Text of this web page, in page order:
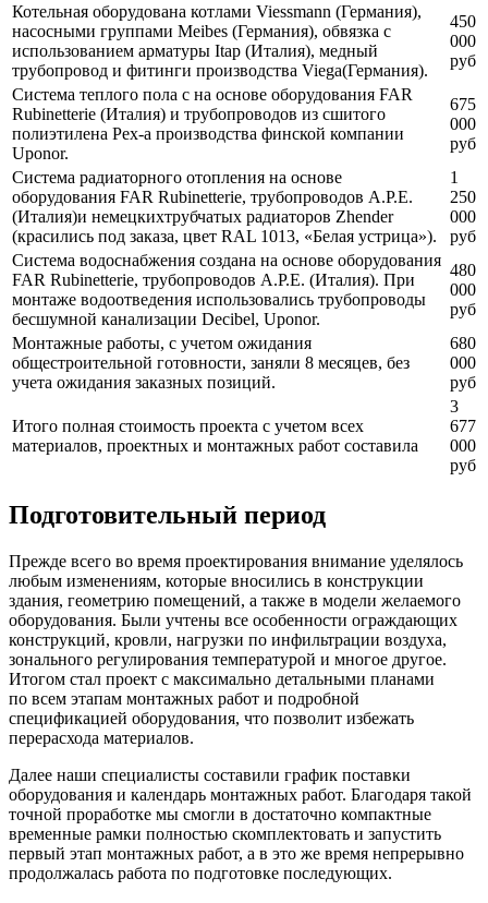
Котельная оборудована котлами Viessmann (Германия),
насосными группами Meibes (Германия), обвязка с
использованием арматуры Itap (Италия), медный
трубопровод и фитинги производства Viega(Германия).
450
000
руб
Система теплого пола с на основе оборудования FAR
Rubinetterie (Италия) и трубопроводов из сшитого
полиэтилена Pex-a производства финской компании
Uponor.
675
000
руб
Система радиаторного отопления на основе
оборудования FAR Rubinetterie, трубопроводов A.P.E.
(Италия)и немецкихтрубчатых радиаторов Zhender
(красились под заказа, цвет RAL 1013, «Белая устрица»).
1
250
000
руб
Система водоснабжения создана на основе оборудования
FAR Rubinetterie, трубопроводов A.P.E. (Италия). При
монтаже водоотведения использовались трубопроводы
бесшумной канализации Decibel, Uponor.
480
000
руб
Монтажные работы, с учетом ожидания
общестроительной готовности, заняли 8 месяцев, без
учета ожидания заказных позиций.
680
000
руб
Итого полная стоимость проекта с учетом всех
материалов, проектных и монтажных работ составила
3
677
000
руб
Подготовительный период
Прежде всего во время проектирования внимание уделялось
любым изменениям, которые вносились в конструкции
здания, геометрию помещений, а также в модели желаемого
оборудования. Были учтены все особенности ограждающих
конструкций, кровли, нагрузки по инфильтрации воздуха,
зонального регулирования температурой и многое другое.
Итогом стал проект с максимально детальными планами
по всем этапам монтажных работ и подробной
спецификацией оборудования, что позволит избежать
перерасхода материалов.
Далее наши специалисты составили график поставки
оборудования и календарь монтажных работ. Благодаря такой
точной проработке мы смогли в достаточно компактные
временные рамки полностью скомплектовать и запустить
первый этап монтажных работ, а в это же время непрерывно
продолжалась работа по подготовке последующих.